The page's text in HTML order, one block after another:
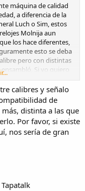
máquina de calidad
a diferencia de la
Luch o Sim, estos
Molnija aun
los hace diferentes,
esto se deba
pero con distintas
Si yo quiero
es casi 100% seguro
y las áncoras de estos
calibres y señalo
de
distinta a las que
Por favor, si existe
nos sería de gran